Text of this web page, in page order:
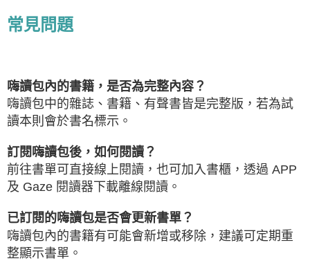
常見問題
嗨讀包內的書籍，是否為完整內容？
嗨讀包中的雜誌、書籍、有聲書皆是完整版，若為試
讀本則會於書名標示。
訂閱嗨讀包後，如何閱讀？
前往書單可直接線上閱讀，也可加入書櫃，透過 APP
及 Gaze 閱讀器下載離線閱讀。
已訂閱的嗨讀包是否會更新書單？
嗨讀包內的書籍有可能會新增或移除，建議可定期重
整顯示書單。